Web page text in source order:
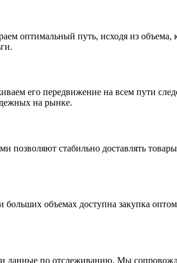
оптимальный путь, исходя из объема,
его передвижение на всем пути
на рынке.
позволяют стабильно доставлять
объемах доступна закупка оптом,
и данные по отслеживанию. Мы